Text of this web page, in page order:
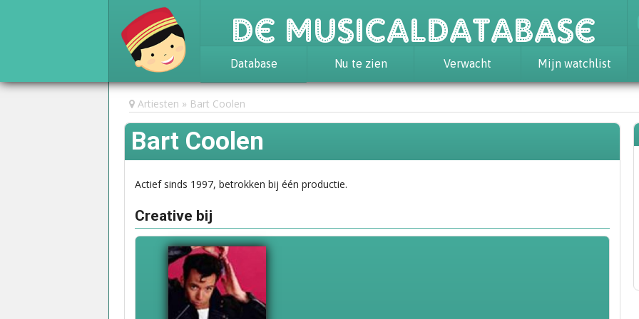
De Musicaldatabase
Database
Achtergrond
Awards
Statistieken
Nu te zien Verwacht Mijn watchlist
Artiesten Bart Coolen
Bart Coolen
Actief sinds 1997, betrokken bij één productie.
Creative bij